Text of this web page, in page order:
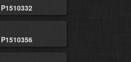
P1510332
P1510356